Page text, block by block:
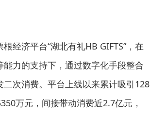
经济平台“湖北有礼HB GIFTS”，在
力的支持下，通过数字化手段整合
次消费。平台上线以来累计吸引128
万元，间接带动消费近2.7亿元，